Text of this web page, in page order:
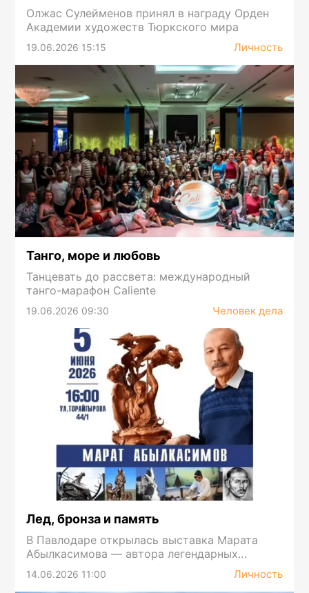
Олжас Сулейменов принял в награду Орден
Академии художеств Тюркского мира
19.06.2026 15:15 Личность
Танго, море и любовь
Танцевать до рассвета: международный
танго-марафон Caliente
19.06.2026 09:30 Человек дела
Лед, бронза и память
В Павлодаре открылась выставка Марата
Абылкасимова — автора легендарных
ледяных городков Павлодара
14.06.2026 11:00 Личность